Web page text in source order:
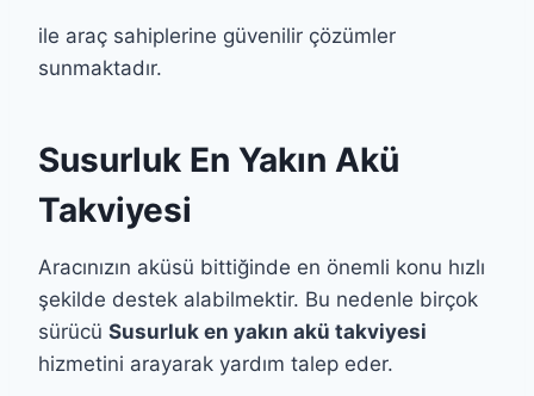
ile araç sahiplerine güvenilir çözümler
sunmaktadır.
Susurluk En Yakın Akü
Takviyesi
Aracınızın aküsü bittiğinde en önemli konu hızlı
şekilde destek alabilmektir. Bu nedenle birçok
sürücü Susurluk en yakın akü takviyesi
hizmetini arayarak yardım talep eder.